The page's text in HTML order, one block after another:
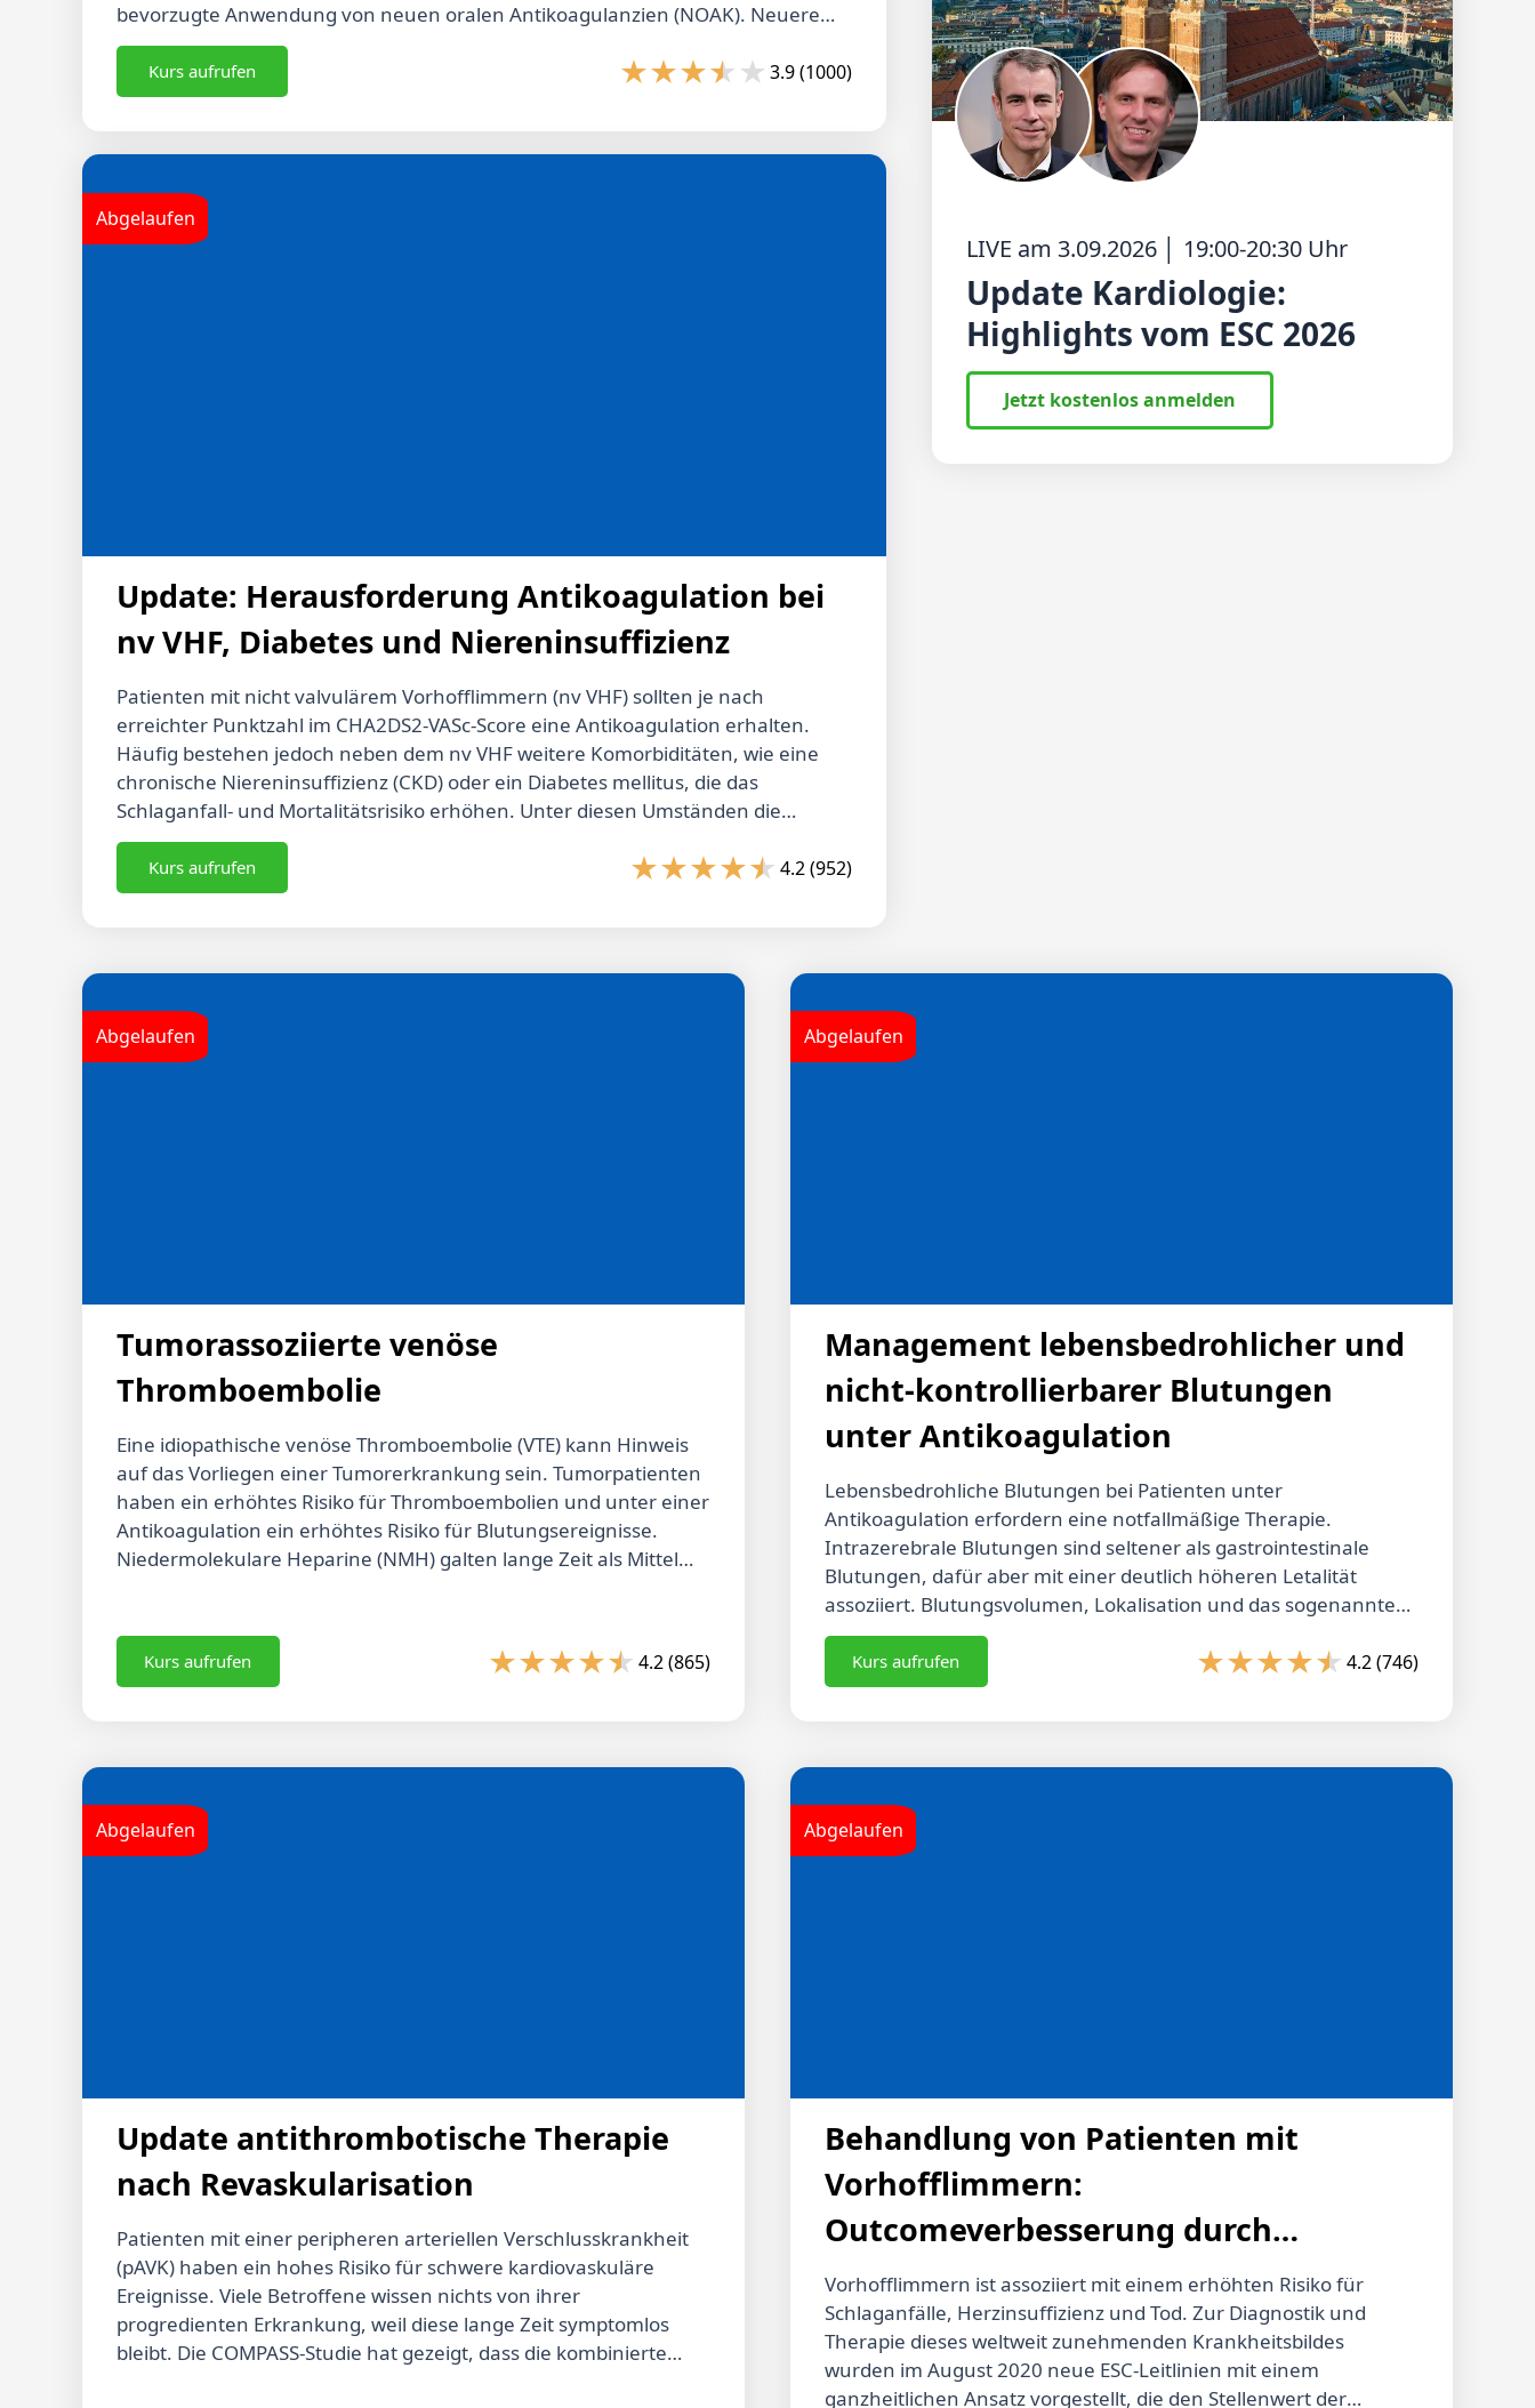
bevorzugte Anwendung von neuen oralen Antikoagulanzien (NOAK). Neuere
Studien zeigen, dass die NOAK-Wirkstoffe Rivaroxaban und Edoxaban bei
Tumorpatienten wirksamer sind als die bisherige Standarttherapie mit
niedermolekularem Heparin. Hierbei ist die Anwendung von NOAK zwar
tendenziell mit einem erhöhten Blutungsrisiko vergesellschaftet, allerdings
ohne erhöhte Inzidenz lebensbedrohlicher Blutungsereignisse. Im Fall einer
postthrombotischem Syndrom oder Patienten mit
Unterschenkelvenenthrombose, müssen besondere Aspekte beachtet werden
3.9 (1000)
Kurs aufrufen
Abgelaufen
Update: Herausforderung Antikoagulation bei
nv VHF, Diabetes und Niereninsuffizienz
Patienten mit nicht valvulärem Vorhofflimmern (nv VHF) sollten je nach
erreichter Punktzahl im CHA2DS2-VASc-Score eine Antikoagulation erhalten.
Häufig bestehen jedoch neben dem nv VHF weitere Komorbiditäten, wie eine
chronische Niereninsuffizienz (CKD) oder ein Diabetes mellitus, die das
Schlaganfall- und Mortalitätsrisiko erhöhen. Unter diesen Umständen die
geeignete Antikoagulation einzuleiten und anzupassen, stellt in der Praxis oft
eine Herausforderung dar. Bei Patienten mit nv VHF und CKD empfehlen die
ESC-Leitlinien neue orale Antikoagulanzien (NOAK) zur Schlaganfallprophylaxe,
Auswahl eines NOAK sind unbedingt die Kriterien für eine Dosisreduktion zu
beachten, zum Beispiel Alter, Gewicht und Komedikation. Die nicht
bestimmungsgemäße Dosisreduktion kann bei nv VHF-Patienten das
Schlaganfallrisiko erhöhen.
4.2 (952)
Kurs aufrufen
LIVE am 3.09.2026 19:00-20:30 Uhr
Update Kardiologie:
Highlights vom ESC 2026
Jetzt kostenlos anmelden
Abgelaufen
Tumorassoziierte venöse
Thromboembolie
Eine idiopathische venöse Thromboembolie (VTE) kann Hinweis
auf das Vorliegen einer Tumorerkrankung sein. Tumorpatienten
haben ein erhöhtes Risiko für Thromboembolien und unter einer
Antikoagulation ein erhöhtes Risiko für Blutungsereignisse.
Niedermolekulare Heparine (NMH) galten lange Zeit als Mittel
mehreren klinischen Studien bei Patienten mit aktiver
Tumorerkrankung und VTE im Vergleich zu Dalteparin
nicht nur in einer palliativen Behandlungssituation wichtig.
Klinische Studien haben gezeigt, dass Patienten eine orale
4.2 (865)
Kurs aufrufen
Abgelaufen
Management lebensbedrohlicher und
nicht-kontrollierbarer Blutungen
unter Antikoagulation
Lebensbedrohliche Blutungen bei Patienten unter
Antikoagulation erfordern eine notfallmäßige Therapie.
Intrazerebrale Blutungen sind seltener als gastrointestinale
Blutungen, dafür aber mit einer deutlich höheren Letalität
assoziiert. Blutungsvolumen, Lokalisation und das sogenannte
Spot Sign im CT-Angiogramm als Hinweis auf eine aktive
intrazerebrale Blutung sind prognoserelevant. Ist die
Blutungsquelle unbekannt oder durch endoskopische oder
durch das Antidot Andexanet alfa rasch aufgehoben werden. Für
die Antagonisierung von Dabigatran steht Idarucicumab zur
Verfügung. Situationsabhängig ist die zusätzliche Gabe von
Faktorenkonzentraten, Fresh Frozen Plasma und Blutkonserven
4.2 (746)
Kurs aufrufen
Abgelaufen
Update antithrombotische Therapie
nach Revaskularisation
Patienten mit einer peripheren arteriellen Verschlusskrankheit
(pAVK) haben ein hohes Risiko für schwere kardiovaskuläre
Ereignisse. Viele Betroffene wissen nichts von ihrer
progredienten Erkrankung, weil diese lange Zeit symptomlos
bleibt. Die COMPASS-Studie hat gezeigt, dass die kombinierte
Abgelaufen
Behandlung von Patienten mit
Vorhofflimmern:
Outcomeverbesserung durch
frühzeitige Katheterbehandlung?
Vorhofflimmern ist assoziiert mit einem erhöhten Risiko für
Schlaganfälle, Herzinsuffizienz und Tod. Zur Diagnostik und
Therapie dieses weltweit zunehmenden Krankheitsbildes
wurden im August 2020 neue ESC-Leitlinien mit einem
ganzheitlichen Ansatz vorgestellt, die den Stellenwert der